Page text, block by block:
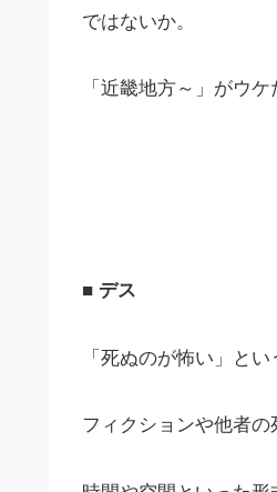
ではないか。
「近畿地方～」がウ
■ デス
「死ぬのが怖い」と
フィクションや他者の